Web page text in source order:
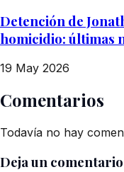
Detención de
homicidio: últimas
19 May 2026
Comentarios
Todavía no hay
Deja un comentario